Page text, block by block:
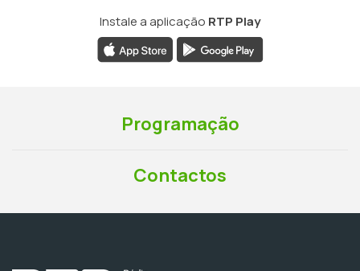
Instale a aplicação RTP Play
Programação
Contactos